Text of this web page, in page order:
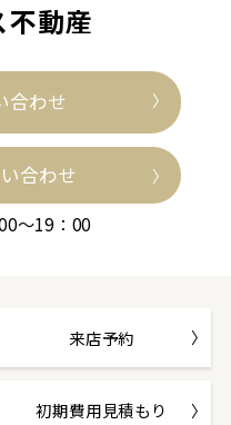
不動産
合わせ
合わせ
～19：00
来店予約
初期費用見積もり